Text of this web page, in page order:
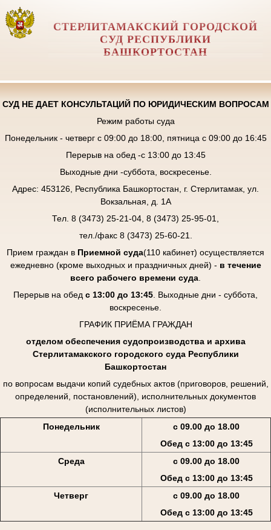
СТЕРЛИТАМАКСКИЙ ГОРОДСКОЙ
СУД РЕСПУБЛИКИ
БАШКОРТОСТАН
СУД НЕ ДАЕТ КОНСУЛЬТАЦИЙ ПО ЮРИДИЧЕСКИМ ВОПРОСАМ
Режим работы суда
Понедельник - четверг с 09:00 до 18:00, пятница с 09:00 до 16:45
Перерыв на обед -с 13:00 до 13:45
Выходные дни -суббота, воскресенье.
Адрес: 453126, Республика Башкортостан, г. Стерлитамак, ул.
Вокзальная, д. 1А
Тел. 8 (3473) 25-21-04, 8 (3473) 25-95-01,
тел./факс 8 (3473) 25-60-21.
Прием граждан в Приемной суда(110 кабинет) осуществляется
ежедневно (кроме выходных и праздничных дней) - в течение
всего рабочего времени суда
Перерыв на обед с 13:00 до 13:45 . Выходные дни - суббота,
воскресенье.
ГРАФИК ПРИЁМА ГРАЖДАН
отделом обеспечения судопроизводства и архива
Стерлитамакского городского суда Республики
Башкортостан
по вопросам выдачи копий судебных актов (приговоров, решений,
определений, постановлений), исполнительных документов
(исполнительных листов)
Понедельник
с 09.00 до 18.00
Обед с 13:00 до 13:45
Среда
с 09.00 до 18.00
Обед с 13:00 до 13:45
Четверг
с 09.00 до 18.00
Обед с 13:00 до 13:45